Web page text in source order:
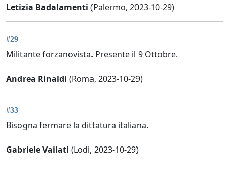
Letizia Badalamenti (Palermo, 2023-10-29)
#29
Militante forzanovista. Presente il 9 Ottobre.
Andrea Rinaldi (Roma, 2023-10-29)
#33
Bisogna fermare la dittatura italiana.
Gabriele Vailati (Lodi, 2023-10-29)